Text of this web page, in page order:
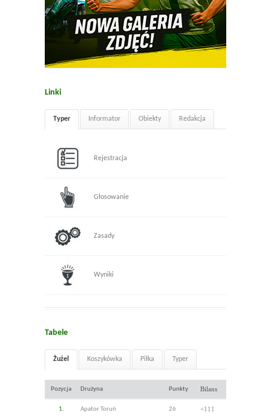
Linki
Typer Informator Obiekty Redakcja
Rejestracja
Głosowanie
Zasady
Wyniki
Tabele
Żużel Koszykówka Piłka Typer
Pozycja Drużyna Punkty Bilans
1. Apator Toruń 26 +111